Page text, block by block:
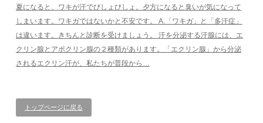
夏になると、ワキが汗でびしょびしょ。夕方になると臭いが気になって
しまいます。ワキガではないかと不安です。 A.「ワキガ」と「多汗症」
は違います。きちんと診断を受けましょう。 汗を分泌する汗腺には、エ
クリン腺とアポクリン腺の２種類があります。「エクリン腺」から分泌
されるエクリン汗が、私たちが普段から…
トップページに戻る